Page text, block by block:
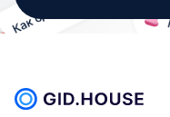
стяжка пола;
электрическая и